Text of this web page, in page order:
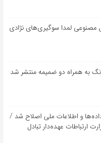
لمدا سوگیری‌های نژادی
به همراه دو ضمیمه منتشر شد
و اطلاعات ملی اصلاح شد /
ارتباطات عهده‌دار تبادل